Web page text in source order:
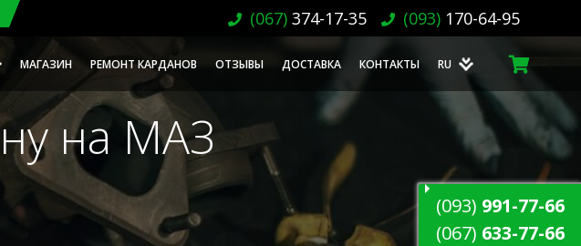
(067)374-17-35 (093)170-64-95
МАГАЗИН РЕМОНТ КАРДАНОВ ОТЗЫВЫ ДОСТАВКА КОНТАКТЫ RU
(093) 991-77-66
(067) 633-77-66
на МАЗ